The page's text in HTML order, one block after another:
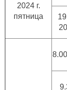
2024 г.
пятница